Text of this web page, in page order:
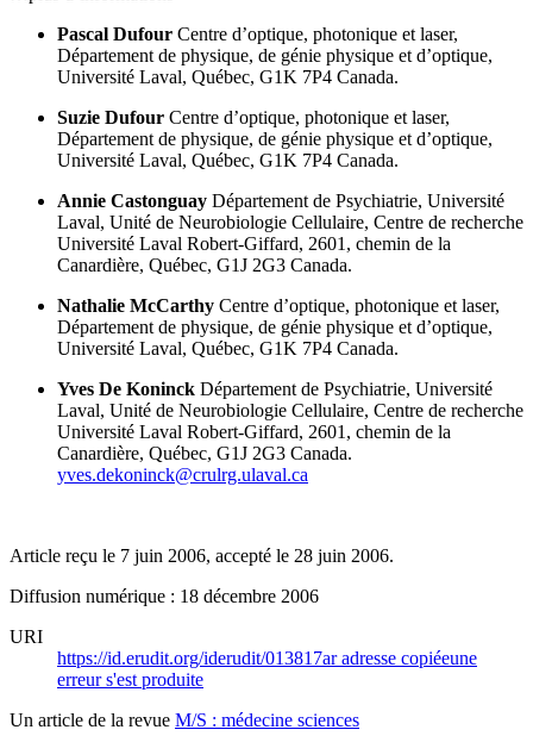
Pascal Dufour Centre d’optique, photonique et laser,
Département de physique, de génie physique et d’optique,
Université Laval, Québec, G1K 7P4 Canada.
Suzie Dufour Centre d’optique, photonique et laser,
Département de physique, de génie physique et d’optique,
Université Laval, Québec, G1K 7P4 Canada.
Annie Castonguay Département de Psychiatrie, Université
Laval, Unité de Neurobiologie Cellulaire, Centre de recherche
Université Laval Robert-Giffard, 2601, chemin de la
Canardière, Québec, G1J 2G3 Canada.
Nathalie McCarthy Centre d’optique, photonique et laser,
Département de physique, de génie physique et d’optique,
Université Laval, Québec, G1K 7P4 Canada.
Yves De Koninck Département de Psychiatrie, Université
Laval, Unité de Neurobiologie Cellulaire, Centre de recherche
Université Laval Robert-Giffard, 2601, chemin de la
Canardière, Québec, G1J 2G3 Canada.
yves.dekoninck@crulrg.ulaval.ca
Article reçu le 7 juin 2006, accepté le 28 juin 2006.
Diffusion numérique : 18 décembre 2006
URI
https://id.erudit.org/iderudit/013817aradresse copiéeune
erreur s'est produite
Un article de la revue M/S : médecine sciences